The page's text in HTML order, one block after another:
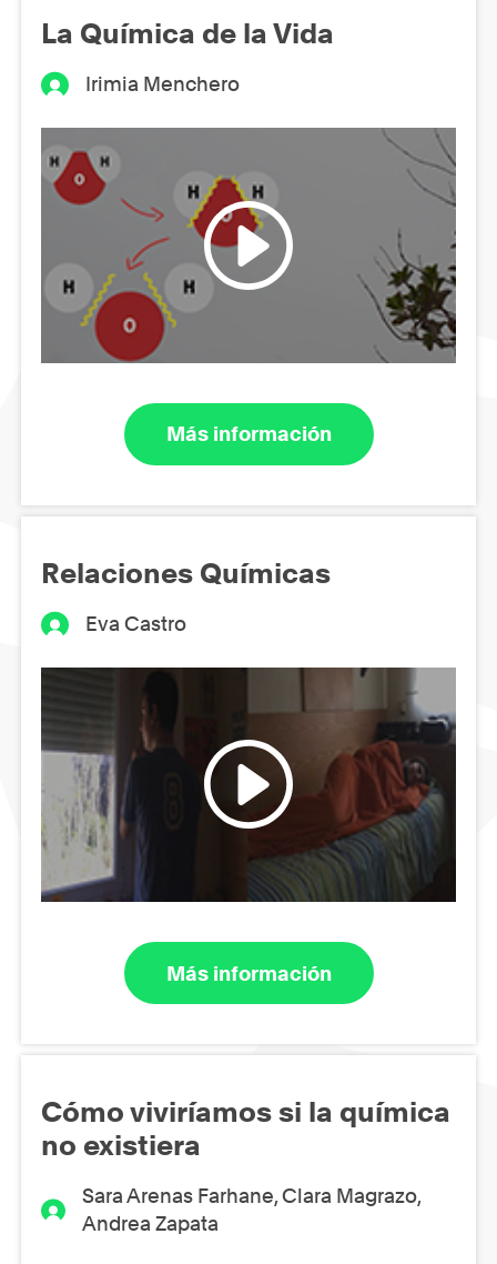
La Química de la Vida
Irimia Menchero
Más información
Relaciones Químicas
Eva Castro
Más información
Cómo viviríamos si la química
no existiera
Sara Arenas Farhane, Clara Magrazo,
Andrea Zapata